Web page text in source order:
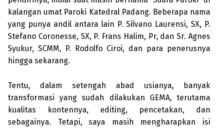
kalangan umat Paroki Katedral Padang. Beberapa nama
yang punya andil antara lain P. Silvano Laurensi, SX, P.
Stefano Coronesse, SX, P. Frans Halim, Pr, dan Sr. Agnes
Syukur, SCMM, P. Rodolfo Ciroi, dan para penerusnya
hingga sekarang.
Tentu, dalam setengah abad usianya, banyak
transformasi yang sudah dilakukan GEMA, terutama
kualitas kontennya, editing, pencetakan, dan
sebagainya. Tetapi, saya masih meng­harapkan isi